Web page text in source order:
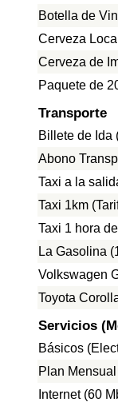
Botella de
Cerveza
Cerveza de
Paquete de
Transporte
Billete de Ida
Abono
Taxi a la
Taxi 1km
Taxi 1 hora
La Gasolina
Volkswagen
Toyota
Servicios
Básicos
Plan
Internet (60